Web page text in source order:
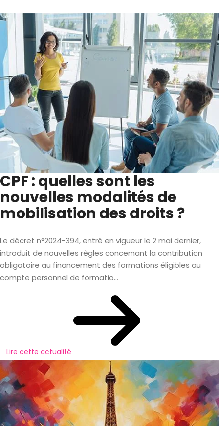
CPF : quelles sont les
nouvelles modalités de
mobilisation des droits ?
Le décret n°2024-394, entré en vigueur le 2 mai dernier,
introduit de nouvelles règles concernant la contribution
obligatoire au financement des formations éligibles au
compte personnel de formatio...
Lire cette actualité